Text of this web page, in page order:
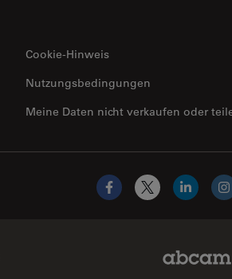
Cookie-Hinweis
Meine Daten nicht verkaufen oder
Nutzungsbedingungen
Facebook
X